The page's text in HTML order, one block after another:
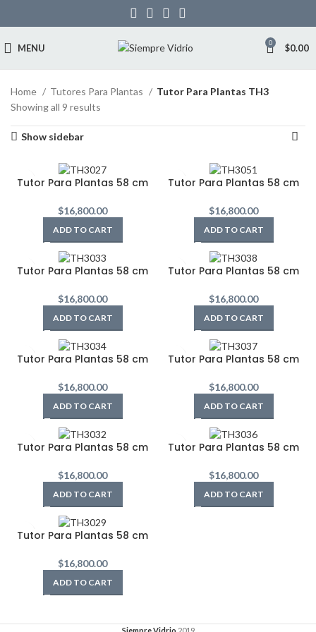
MENU 0 $0.00
Home Tutores Para Plantas
Tutor Para Plantas TH3
Showing all 9 results
Show sidebar
Tutor Para Plantas 58 cm
$16,800.00
ADD TO CART
Tutor Para Plantas 58 cm
$16,800.00
ADD TO CART
Tutor Para Plantas 58 cm
$16,800.00
ADD TO CART
Tutor Para Plantas 58 cm
$16,800.00
ADD TO CART
Tutor Para Plantas 58 cm
$16,800.00
ADD TO CART
Tutor Para Plantas 58 cm
$16,800.00
ADD TO CART
Tutor Para Plantas 58 cm
$16,800.00
ADD TO CART
Tutor Para Plantas 58 cm
$16,800.00
ADD TO CART
Tutor Para Plantas 58 cm
$16,800.00
ADD TO CART
Siempre Vidrio 2019